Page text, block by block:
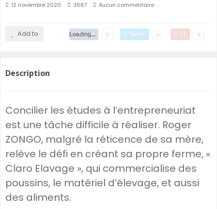
12 novembre 2020 3687 Aucun commentaire
Add to Share 0 Tweet 0 +1 0
Loading...
Description
Concilier les études à l’entrepreneuriat
est une tâche difficile à réaliser. Roger
ZONGO, malgré la réticence de sa mère,
relève le défi en créant sa propre ferme, «
Claro Elavage », qui commercialise des
poussins, le matériel d’élevage, et aussi
des aliments.